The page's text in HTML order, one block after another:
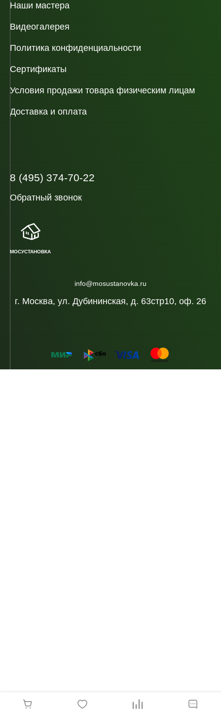
Наши мастера
Видеогалерея
Политика конфиденциальности
Сертификаты
Условия продажи товара физическим лицам
Доставка и оплата
г. Москва, ул. Дубининская, д. 63стр10, оф. 26
info@mosustanovka.ru
8 (495) 374-70-22
Обратный звонок
МОСУСТАНОВКА